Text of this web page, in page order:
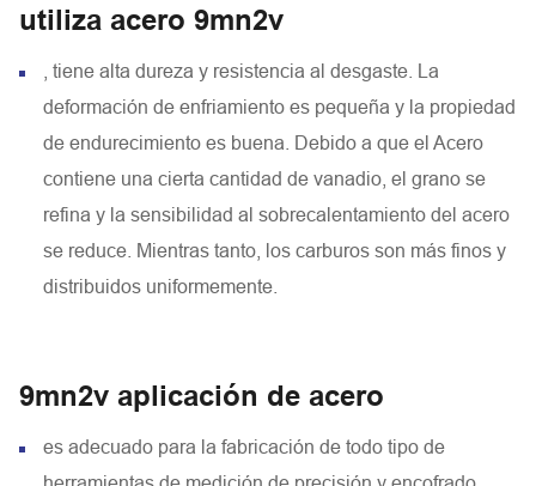
utiliza acero 9mn2v
, tiene alta dureza y resistencia al desgaste. La
deformación de enfriamiento es pequeña y la propiedad
de endurecimiento es buena. Debido a que el Acero
contiene una cierta cantidad de vanadio, el grano se
refina y la sensibilidad al sobrecalentamiento del acero
se reduce. Mientras tanto, los carburos son más finos y
distribuidos uniformemente.
9mn2v aplicación de acero
es adecuado para la fabricación de todo tipo de